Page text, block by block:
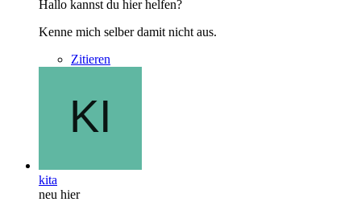
Hallo kannst du hier helfen?
Kenne mich selber damit nicht aus.
Zitieren
kita
neu hier